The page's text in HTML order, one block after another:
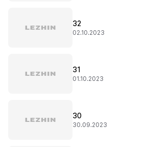
32
02.10.2023
31
01.10.2023
30
30.09.2023